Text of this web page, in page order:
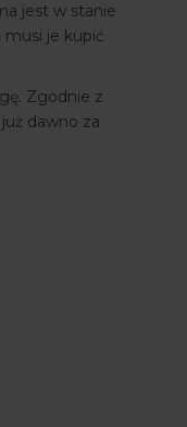
jest w stanie
musi je kupić
Zgodnie z
dawno za